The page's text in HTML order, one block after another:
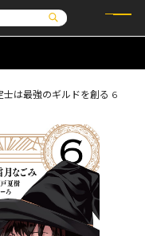
トノベル
ス
スf
バーラップ広報室
い合わせはこちら
士は最強のギルドを創る 6